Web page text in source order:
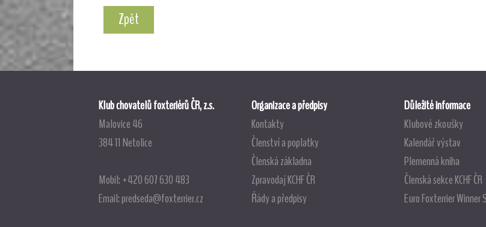
Zpět
Klub chovatelů foxteriérů ČR, z.s.
Malovice 46
384 11 Netolice
Mobil: +420 607 630 483
Email:predseda@foxterrier.cz
Organizace a předpisy
Kontakty
Členství a poplatky
Členská základna
Zpravodaj KCHF ČR
Řády a předpisy
Důležité informace
Klubové zkoušky
Kalendář výstav
Plemenná kniha
Členská sekce KCHF ČR
Euro Foxterrier Winner